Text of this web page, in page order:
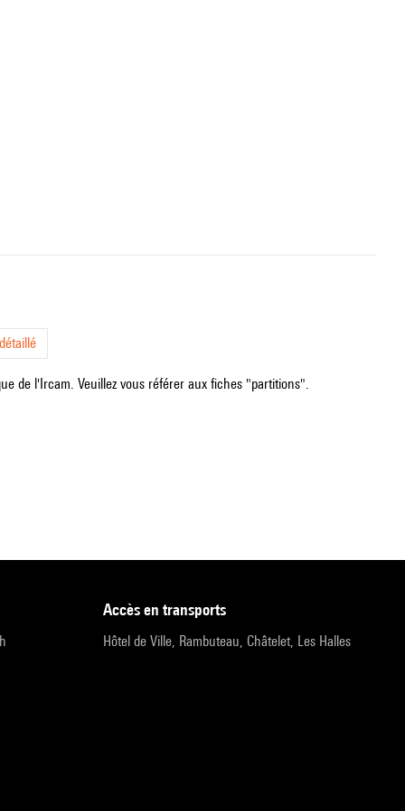
de l'Ircam. Veuillez vous référer aux fiches "partitions".
accès en transports
Hôtel de Ville, Rambuteau, Châtelet, Les Halles